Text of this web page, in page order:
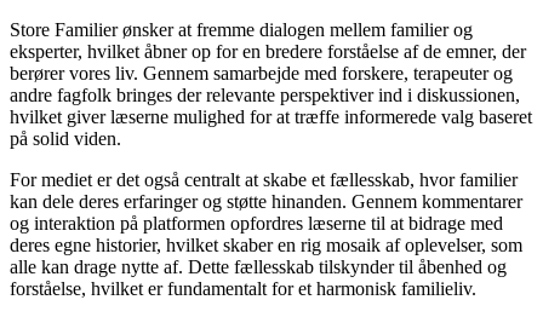
Store Familier ønsker at fremme dialogen mellem familier og
eksperter, hvilket åbner op for en bredere forståelse af de emner, der
berører vores liv. Gennem samarbejde med forskere, terapeuter og
andre fagfolk bringes der relevante perspektiver ind i diskussionen,
hvilket giver læserne mulighed for at træffe informerede valg baseret
på solid viden.
For mediet er det også centralt at skabe et fællesskab, hvor familier
kan dele deres erfaringer og støtte hinanden. Gennem kommentarer
og interaktion på platformen opfordres læserne til at bidrage med
deres egne historier, hvilket skaber en rig mosaik af oplevelser, som
alle kan drage nytte af. Dette fællesskab tilskynder til åbenhed og
forståelse, hvilket er fundamentalt for et harmonisk familieliv.